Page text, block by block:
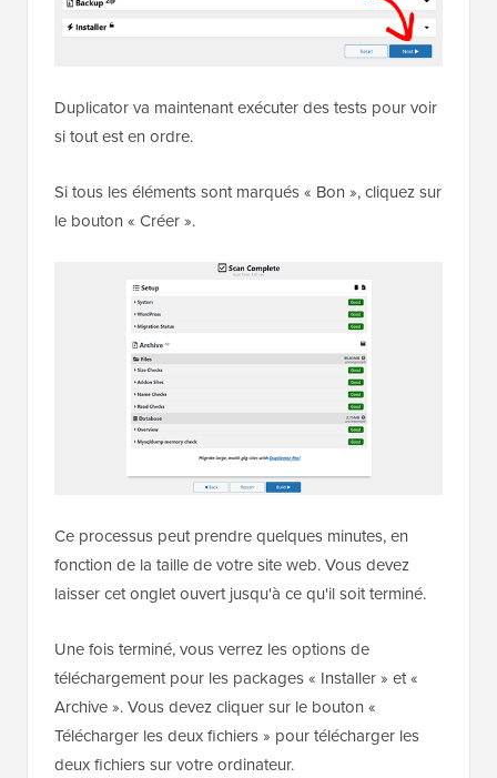
Duplicator va maintenant exécuter des tests pour voir
si tout est en ordre.
Si tous les éléments sont marqués « Bon », cliquez sur
le bouton « Créer ».
Ce processus peut prendre quelques minutes, en
fonction de la taille de votre site web. Vous devez
laisser cet onglet ouvert jusqu'à ce qu'il soit terminé.
Une fois terminé, vous verrez les options de
téléchargement pour les packages « Installer » et «
Archive ». Vous devez cliquer sur le bouton «
Télécharger les deux fichiers » pour télécharger les
deux fichiers sur votre ordinateur.